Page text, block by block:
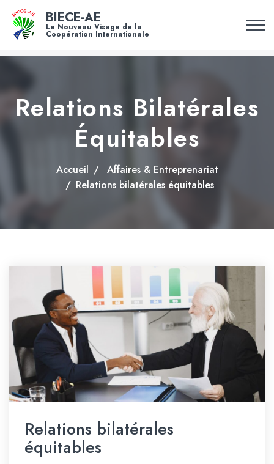
BIECE-AE
Le Nouveau Visage de la
Coopération Internationale
Relations Bilatérales
Équitables
Accueil
Affaires & Entreprenariat
Relations bilatérales équitables
Relations bilatérales
équitables